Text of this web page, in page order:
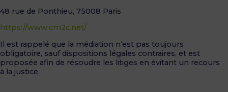
48 rue de Ponthieu, 75008 Paris
https://www.cm2c.net/
Il est rappelé que la médiation n’est pas toujours
obligatoire, sauf dispositions légales contraires, et est
proposée afin de résoudre les litiges en évitant un recours
à la justice.